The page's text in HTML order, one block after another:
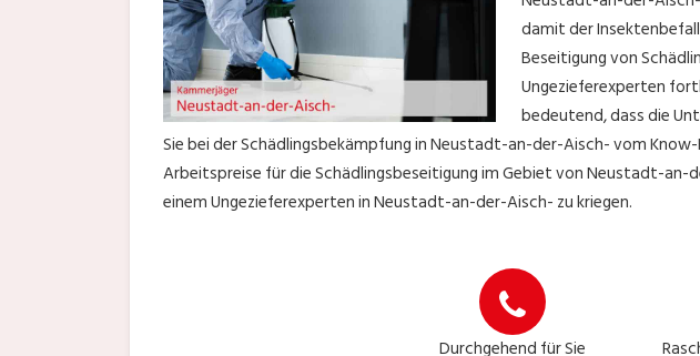
damit der
Beseitigung von
Ungezieferexperten
bedeutend, dass die
Sie bei der Schädlingsbekämpfung in Neustadt-an-der-Aisch- vom
Arbeitspreise für die Schädlingsbeseitigung im Gebiet von Neustadt-an-
einem Ungezieferexperten in Neustadt-an-der-Aisch- zu kriegen.
Durchgehend für Sie